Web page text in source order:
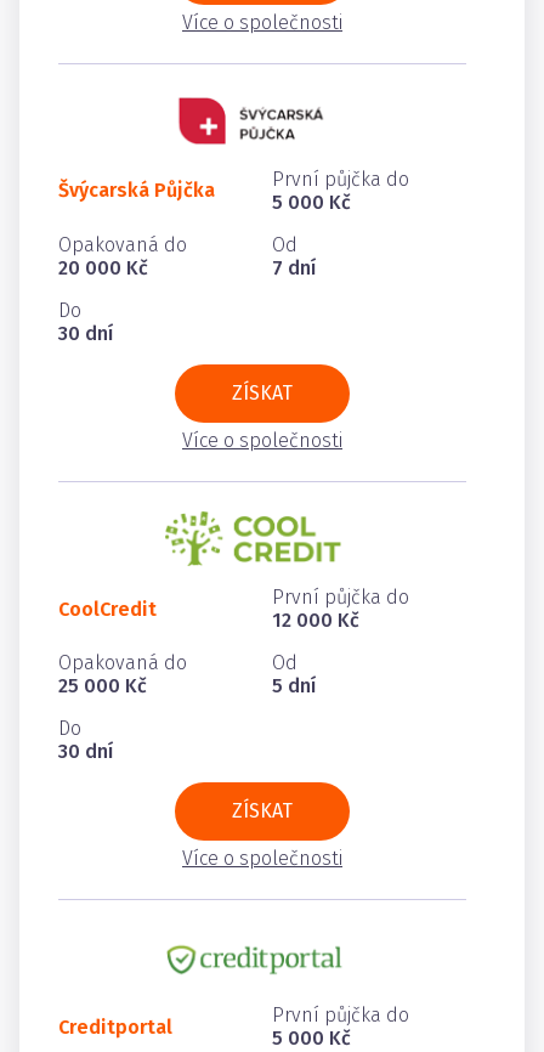
Více o společnosti
Švýcarská Půjčka
První půjčka do
5 000 Kč
Opakovaná do
20 000 Kč
Od
7 dní
Do
30 dní
ZÍSKAT
Více o společnosti
CoolCredit
První půjčka do
12 000 Kč
Opakovaná do
25 000 Kč
Od
5 dní
Do
30 dní
ZÍSKAT
Více o společnosti
Creditportal
První půjčka do
5 000 Kč